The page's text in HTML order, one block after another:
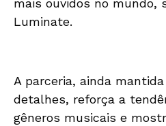
mais ouvidos no mundo,
Luminate.
A parceria, ainda
detalhes, reforça a
gêneros musicais e